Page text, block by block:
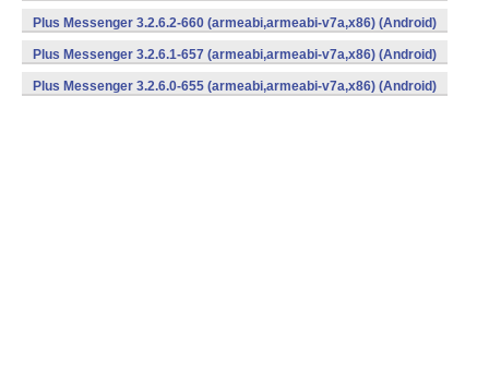
Plus Messenger 3.2.6.2-660 (armeabi,armeabi-v7a,x86) (Android)
Plus Messenger 3.2.6.1-657 (armeabi,armeabi-v7a,x86) (Android)
Plus Messenger 3.2.6.0-655 (armeabi,armeabi-v7a,x86) (Android)